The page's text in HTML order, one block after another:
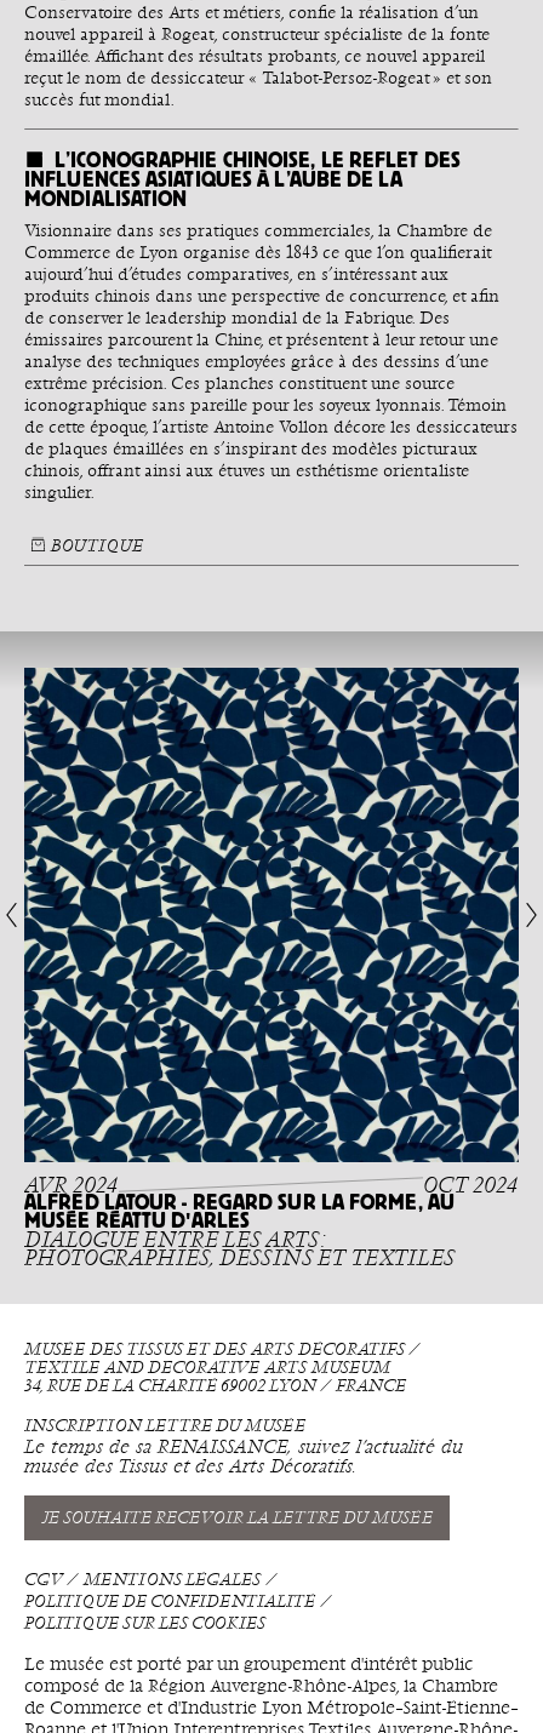
Conservatoire des Arts et métiers, confie la réalisation d’un
nouvel appareil à Rogeat, constructeur spécialiste de la fonte
émaillée. Affichant des résultats probants, ce nouvel appareil
reçut le nom de dessiccateur « Talabot-Persoz-Rogeat » et son
succès fut mondial.
L’ICONOGRAPHIE CHINOISE, LE REFLET DES
INFLUENCES ASIATIQUES À L’AUBE DE LA
MONDIALISATION
Visionnaire dans ses pratiques commerciales, la Chambre de
Commerce de Lyon organise dès 1843 ce que l’on qualifierait
aujourd’hui d’études comparatives, en s’intéressant aux
produits chinois dans une perspective de concurrence, et afin
de conserver le leadership mondial de la Fabrique. Des
émissaires parcourent la Chine, et présentent à leur retour une
analyse des techniques employées grâce à des dessins d’une
extrême précision. Ces planches constituent une source
iconographique sans pareille pour les soyeux lyonnais. Témoin
de cette époque, l’artiste Antoine Vollon décore les dessiccateurs
de plaques émaillées en s’inspirant des modèles picturaux
chinois, offrant ainsi aux étuves un esthétisme orientaliste
singulier.
BOUTIQUE
AVR 2024 OCT 2024
ALFRED LATOUR - REGARD SUR LA FORME, AU
MUSÉE RÉATTU D'ARLES
DIALOGUE ENTRE LES ARTS :
PHOTOGRAPHIES, DESSINS ET TEXTILES
MUSÉE DES TISSUS ET DES ARTS DÉCORATIFS ⁄
TEXTILE AND DECORATIVE ARTS MUSEUM
34, RUE DE LA CHARITÉ 69002 LYON ⁄ FRANCE
INSCRIPTION LETTRE DU MUSÉE
Le temps de sa RENAISSANCE, suivez l’actualité du
musée des Tissus et des Arts Décoratifs.
JE SOUHAITE RECEVOIR LA LETTRE DU MUSÉE
CGV
MENTIONS LÉGALES
POLITIQUE DE CONFIDENTIALITÉ
POLITIQUE SUR LES COOKIES
Le musée est porté par un groupement d'intérêt public
composé de la Région Auvergne-Rhône-Alpes, la Chambre
de Commerce et d'Industrie Lyon Métropole–Saint-Étienne–